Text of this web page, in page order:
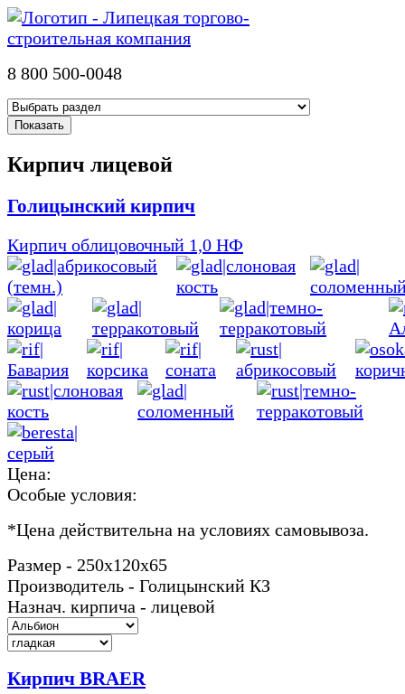
8 800 500-0048
Кирпич лицевой
Голицынский кирпич
Кирпич облицовочный 1,0 НФ
Цена:
Особые условия:
*Цена действительна на условиях самовывоза.
Размер - 250х120х65
Производитель - Голицынский КЗ
Назнач. кирпича - лицевой
Кирпич BRAER